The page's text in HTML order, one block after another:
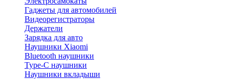
Гаджеты для автомобилей
Видеорегистраторы
Держатели
Зарядка для авто
Наушники Xiaomi
Bluetooth наушники
Type-C наушники
Наушники вкладыши